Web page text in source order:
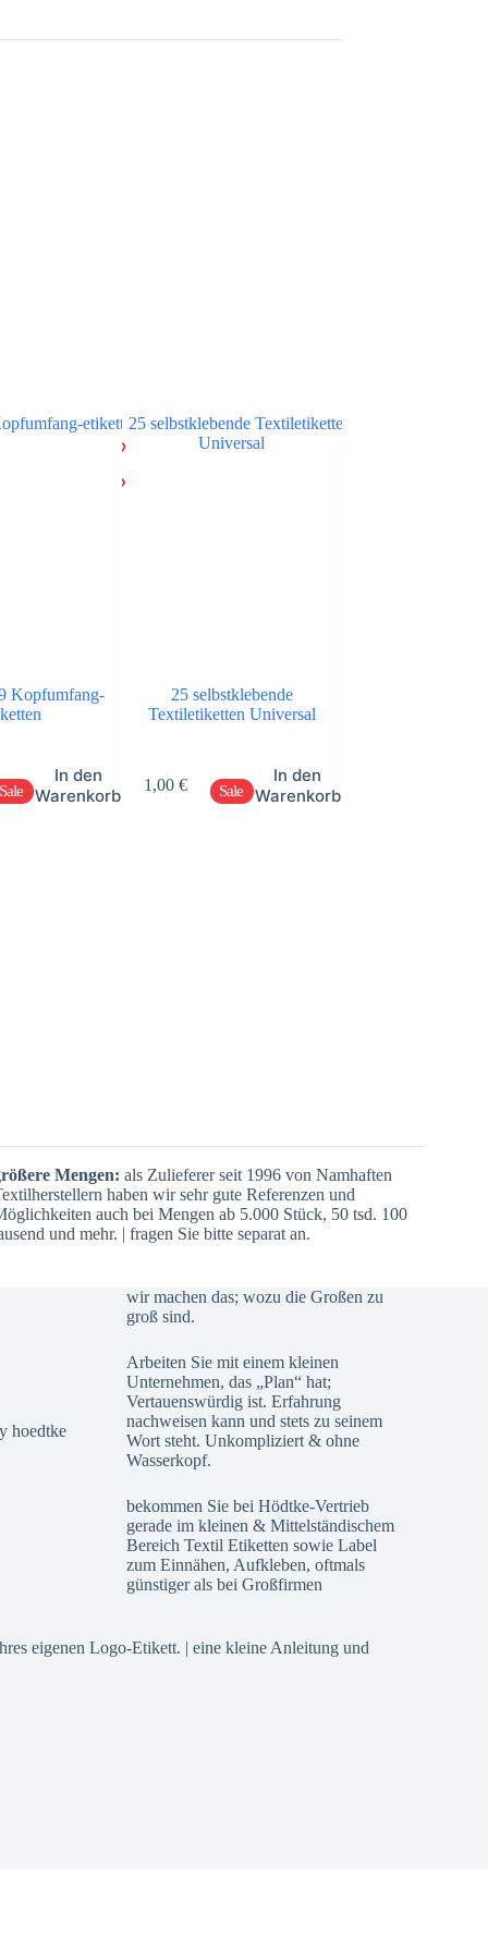
Sale
Kopfumfang-
In den
Warenkorb
Sale
25 selbstklebende
Textiletiketten Universal
1,00€
In den
Warenkorb
Mengen: als Zulieferer seit 1996 von Namhaften
haben wir sehr gute Referenzen und
auch bei Mengen ab 5.000 Stück, 50 tsd. 100
und mehr. | fragen Sie bitte separat an.
wir machen das; wozu die Großen zu
groß sind.
Arbeiten Sie mit einem kleinen
Unternehmen, das „Plan“ hat;
Vertauenswürdig ist. Erfahrung
nachweisen kann und stets zu seinem
Wort steht. Unkompliziert & ohne
Wasserkopf.
bekommen Sie bei Hödtke-Vertrieb
gerade im kleinen & Mittelständischem
Bereich Textil Etiketten sowie Label
zum Einnähen, Aufkleben, oftmals
günstiger als bei Großfirmen
eigenen Logo-Etikett. | eine kleine Anleitung und